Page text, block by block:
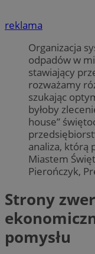
reklama
Organizacja
odpadów w
stawiający
rozważamy
szukając
byłoby
house”
analiza, którą
Miastem
Pierończyk,
Strony
pomysłu